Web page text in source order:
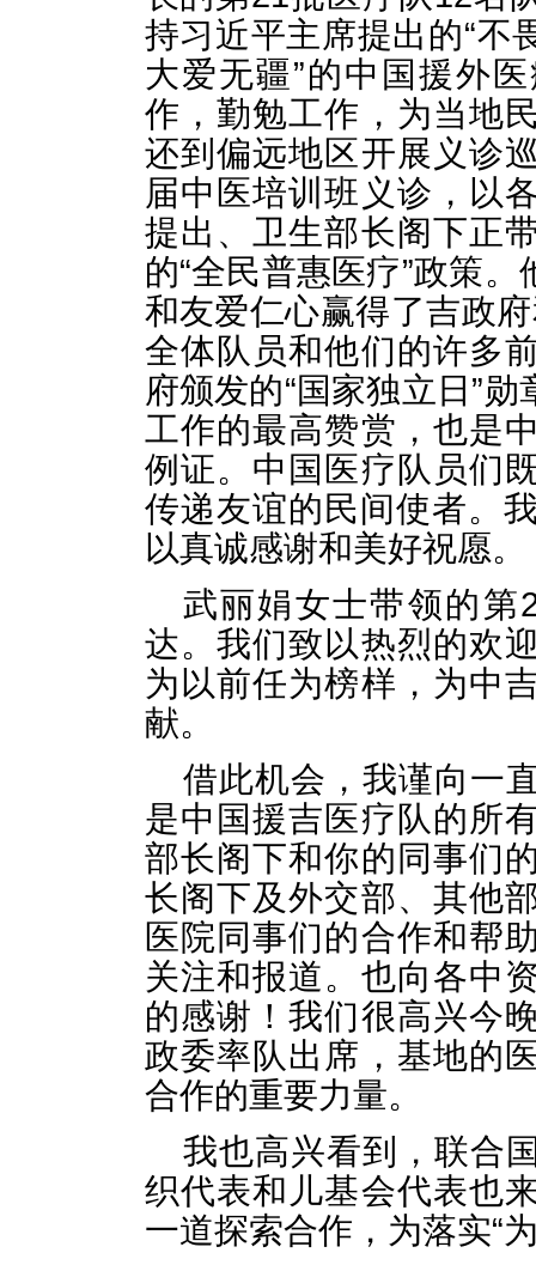
持习近平主席提出的“不
大爱无疆”的中国援外
作，勤勉工作，为当地
还到偏远地区开展义诊
届中医培训班义诊，以
提出、卫生部长阁下正
的“全民普惠医疗”政策
和友爱仁心赢得了吉政
全体队员和他们的许多
府颁发的“国家独立日”
工作的最高赞赏，也是
例证。中国医疗队员们
传递友谊的民间使者。
以真诚感谢和美好祝愿。
武丽娟女士带领的第
达。我们致以热烈的欢
为以前任为榜样，为中
献。
借此机会，我谨向一
是中国援吉医疗队的所
部长阁下和你的同事们
长阁下及外交部、其他
医院同事们的合作和帮
关注和报道。也向各中
的感谢！我们很高兴今
政委率队出席，基地的
合作的重要力量。
我也高兴看到，联合
织代表和儿基会代表也
一道探索合作，为落实“